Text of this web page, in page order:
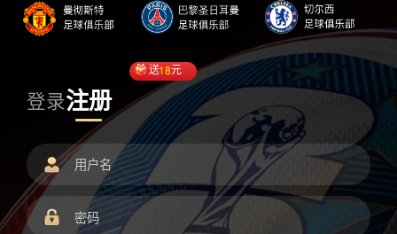
登录注册
送18元